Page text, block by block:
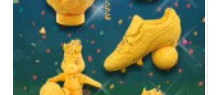
端午節紀念禮品系列
2018/03/21 101
《博思創意 - 端午節紀念禮品系列》 端午佳節將至，賽龍舟
是端午節的一項重要活動。 博思創意推出一系列的端午節紀念
禮品，系列呈現出賽龍舟同舟共濟，團結一致的精神。設計精
美，是辨公室擺設、送禮或龍舟賽頒獎佳品。 企業客戶更可加
入獨特的商標及文字，更顯個性化及獨...
閱讀更多